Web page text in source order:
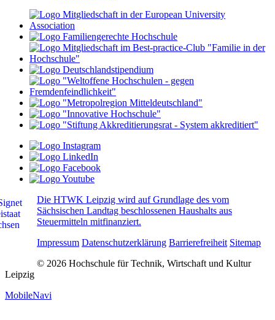
Die HTWK Leipzig wird auf Grundlage des vom
Sächsischen Landtag beschlossenen Haushalts aus
Steuermitteln mitfinanziert.
Impressum Datenschutzerklärung Barrierefreiheit Sitemap
© 2026 Hochschule für Technik, Wirtschaft und Kultur
Leipzig
MobileNavi